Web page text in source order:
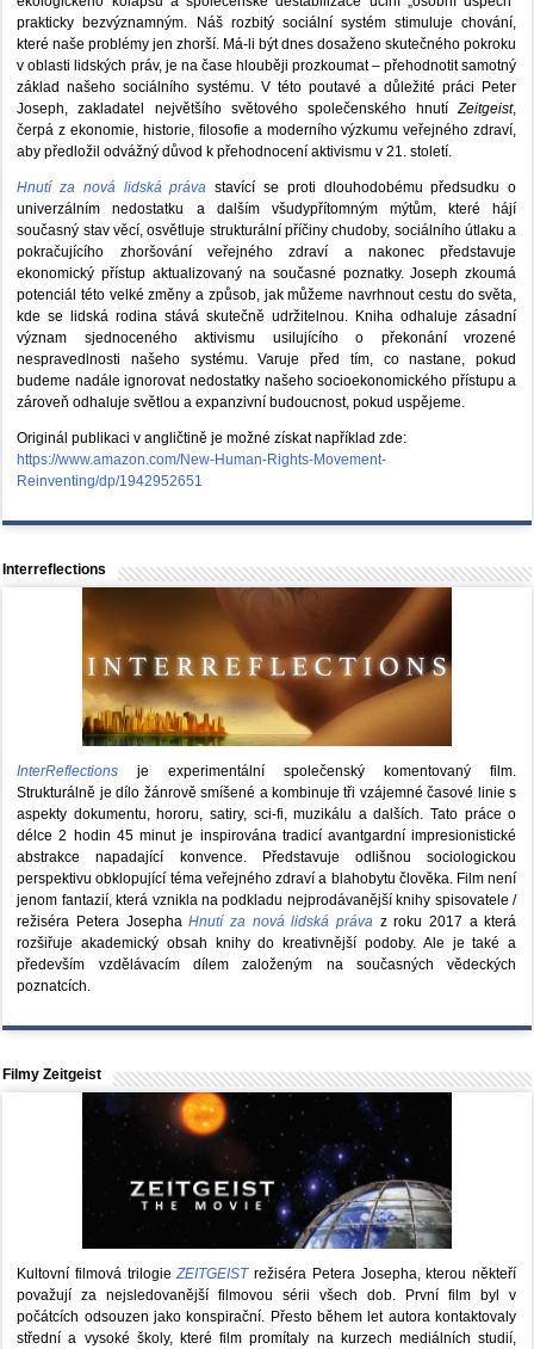
prakticky bezvýznamným. Náš rozbitý sociální systém stimuluje chování,
které naše problémy jen zhorší. Má-li být dnes dosaženo skutečného pokroku
v oblasti lidských práv, je na čase hlouběji prozkoumat – přehodnotit samotný
základ našeho sociálního systému. V této poutavé a důležité práci Peter
Joseph, zakladatel největšího světového společenského hnutíZeitgeist,
čerpá z ekonomie, historie, filosofie a moderního výzkumu veřejného zdraví,
aby předložil odvážný důvod k přehodnocení aktivismu v 21. století.
Hnutí za nová lidská práva stavící se proti dlouhodobému předsudku o
univerzálním nedostatku a dalším všudypřítomným mýtům, které hájí
současný stav věcí, osvětluje strukturální příčiny chudoby, sociálního útlaku a
pokračujícího zhoršování veřejného zdraví a nakonec představuje
ekonomický přístup aktualizovaný na současné poznatky. Joseph zkoumá
potenciál této velké změny a způsob, jak můžeme navrhnout cestu do světa,
kde se lidská rodina stává skutečně udržitelnou. Kniha odhaluje zásadní
význam sjednoceného aktivismu usilujícího o překonání vrozené
nespravedlnosti našeho systému. Varuje před tím, co nastane, pokud
budeme nadále ignorovat nedostatky našeho socioekonomického přístupu a
zároveň odhaluje světlou a expanzivní budoucnost, pokud uspějeme.
Originál publikaci v angličtině je možné získat například zde:
https://www.amazon.com/New-Human-Rights-Movement-
Reinventing/dp/1942952651
Interreflections
InterReflections je experimentální společenský komentovaný film.
Strukturálně je dílo žánrově smíšené a kombinuje tři vzájemné časové linie s
aspekty dokumentu, hororu, satiry, sci-fi, muzikálu a dalších. Tato práce o
délce 2 hodin 45 minut je inspirována tradicí avantgardní impresionistické
abstrakce napadající konvence. Představuje odlišnou sociologickou
perspektivu obklopující téma veřejného zdraví a blahobytu člověka. Film není
jenom fantazií, která vznikla na podkladu nejprodávanější knihy spisovatele /
režiséra Petera JosephaHnutí za nová lidská právaz roku 2017 a která
rozšiřuje akademický obsah knihy do kreativnější podoby. Ale je také a
především vzdělávacím dílem založeným na současných vědeckých
poznatcích.
Filmy Zeitgeist
Kultovní filmová trilogieZEITGEISTrežiséra Petera Josepha, kterou někteří
považují za nejsledovanější filmovou sérii všech dob. První film byl v
počátcích odsouzen jako konspirační. Přesto během let autora kontaktovaly
střední a vysoké školy, které film promítaly na kurzech mediálních studií,